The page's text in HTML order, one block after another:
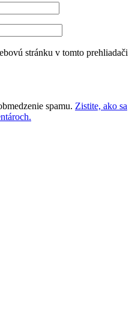
stránku v tomto prehliadači
spamu. Zistite, ako sa